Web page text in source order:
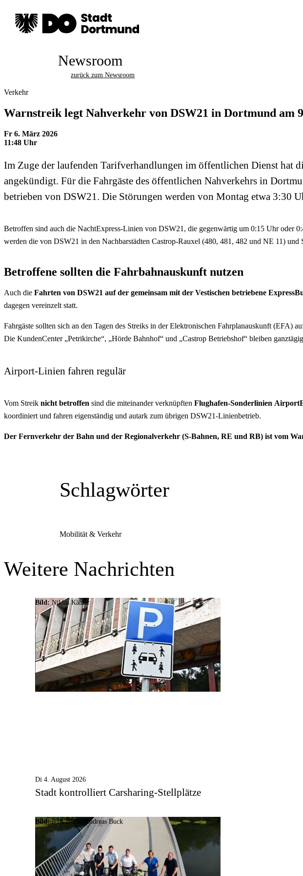
Newsroom
zurück zum Newsroom
Verkehr
Warnstreik legt Nahverkehr von DSW21 in Dortmund am
Fr 6. März 2026
11:48 Uhr
Im Zuge der laufenden Tarifverhandlungen im öffentlichen Dienst hat
angekündigt. Für die Fahrgäste des öffentlichen Nahverkehrs in
betrieben von DSW21. Die Störungen werden von Montag etwa 3:30
Betroffen sind auch die NachtExpress-Linien von DSW21, die gegenwärtig um 0:15 Uhr oder
werden die von DSW21 in den Nachbarstädten Castrop-Rauxel (480, 481, 482 und NE 11)
Betroffene sollten die Fahrbahnauskunft nutzen
Auch die Fahrten von DSW21 auf der gemeinsam mit der Vestischen betriebene
dagegen vereinzelt statt.
Fahrgäste sollten sich an den Tagen des Streiks in der Elektronischen Fahrplanauskunft (EFA)
Die KundenCenter „Petrikirche“, „Hörde Bahnhof“ und „Castrop Betriebshof“ bleiben
Airport-Linien fahren regulär
Vom Streik nicht betroffen sind die miteinander verknüpften Flughafen-Sonderlinien
koordiniert und fahren eigenständig und autark zum übrigen DSW21-Linienbetrieb.
Der Fernverkehr der Bahn und der Regionalverkehr (S-Bahnen, RE und RB) ist vom
Schlagwörter
Mobilität & Verkehr
Weitere Nachrichten
Bild: Niklas Kähler
Di 4. August 2026
Stadt kontrolliert Carsharing-Stellplätze
Bild: IGA 2027 / Andreas Buck